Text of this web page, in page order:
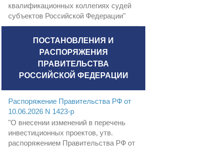
квалификационных коллегиях судей
субъектов Российской Федерации"
ПОСТАНОВЛЕНИЯ И
РАСПОРЯЖЕНИЯ
ПРАВИТЕЛЬСТВА
РОССИЙСКОЙ ФЕДЕРАЦИИ
Распоряжение Правительства РФ от
10.06.2026 N 1423-р
"О внесении изменений в перечень
инвестиционных проектов, утв.
распоряжением Правительства РФ от